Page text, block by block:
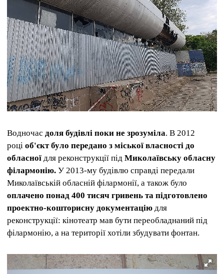
Водночас доля будівлі поки не зрозуміла. В 2012
році об'єкт було передано з міської власності до
обласної для реконструкції під Миколаївську обласну
філармонію. У 2013-му будівлю справді передали
Миколаївській обласній філармонії, а також було
оплачено понад 400 тисяч гривень та підготовлено
проектно-кошторисну документацію для
реконструкції: кінотеатр мав бути переобладнаний під
філармонію, а на території хотіли збудувати фонтан.